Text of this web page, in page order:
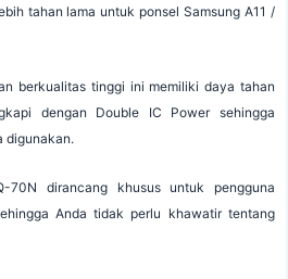
tahan lama untuk ponsel Samsung A11 /
berkualitas tinggi ini memiliki daya tahan
dengan Double IC Power sehingga
digunakan.
70N dirancang khusus untuk pengguna
Anda tidak perlu khawatir tentang